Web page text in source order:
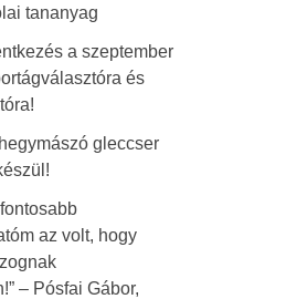
tananyag
a szeptember
és
gleccser
az volt, hogy
– Pósfai Gábor,